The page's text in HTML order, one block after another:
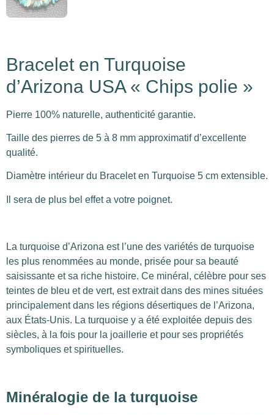
Bracelet en Turquoise
d’Arizona USA « Chips polie »
Pierre 100% naturelle, authenticité garantie.
Taille des pierres de 5 à 8 mm approximatif d’excellente
qualité.
Diamètre intérieur du Bracelet en Turquoise 5 cm extensible.
Il sera de plus bel effet a votre poignet.
La turquoise d’Arizona est l’une des variétés de turquoise
les plus renommées au monde, prisée pour sa beauté
saisissante et sa riche histoire. Ce minéral, célèbre pour ses
teintes de bleu et de vert, est extrait dans des mines situées
principalement dans les régions désertiques de l’Arizona,
aux États-Unis. La turquoise y a été exploitée depuis des
siècles, à la fois pour la joaillerie et pour ses propriétés
symboliques et spirituelles.
Minéralogie de la turquoise